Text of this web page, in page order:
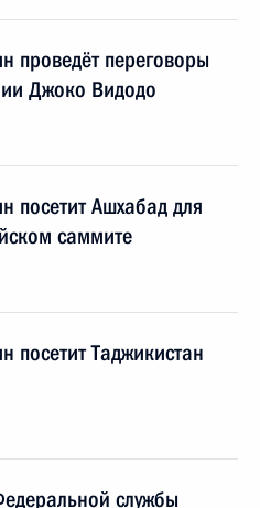
проведёт переговоры
Джоко Видодо
посетит Ашхабад для
саммите
Таджикистан
службы